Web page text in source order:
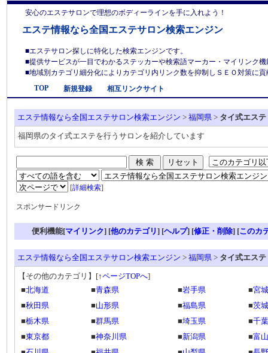
安心のエステサロンで理想のボディーラインを手に入れよう！
エステ情報なら全国エステサロン検索エンジン
■エステサロン探しに特化した検索エンジンです。
■提供サービスが一目でわかるステッカーや検索語マーカー・マイリンク
■地域別カテゴリ細分化によりカテゴリ内リンク数を抑制しＳＥＯ対策に
TOP
新規登録 相互リンクサイト
エステ情報なら全国エステサロン検索エンジン > 福岡県 > タイ式エステ
福岡県のタイ式エステを行うサロンを紹介しています
[詳細検索]
スポンサードリンク
便利機能[マイリンク] [他のカテゴリ] [ヘルプ] [修正・削除] [このカ
エステ情報なら全国エステサロン検索エンジン > 福岡県 > タイ式エステ
【その他のカテゴリ】 [↑ページTOPへ]
■北海道 ■青森県 ■岩手県 ■宮
■秋田県 ■山形県 ■福島県 ■茨
■栃木県 ■群馬県 ■埼玉県 ■千
■東京都 ■神奈川県 ■新潟県 ■富